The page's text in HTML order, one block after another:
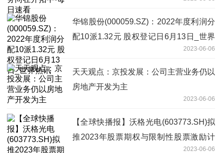
华锦股份(000059.SZ)：2022年度利润分
配10派1.32元 股权登记日6月13日_世界
2023-06-06
天天观点：京投发展：公司主营业务仍以
房地产开发为主
2023-06-06
【全球快播报】沃格光电(603773.SH)拟
推2023年股票期权与限制性股票激励计
2023-06-06